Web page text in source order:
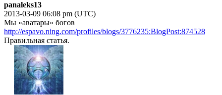
panaleks13
2013-03-09 06:08 pm (UTC)
Мы «аватары» богов
http://espavo.ning.com/profiles/blogs/3776235:BlogPost:874528
Правильная статья.